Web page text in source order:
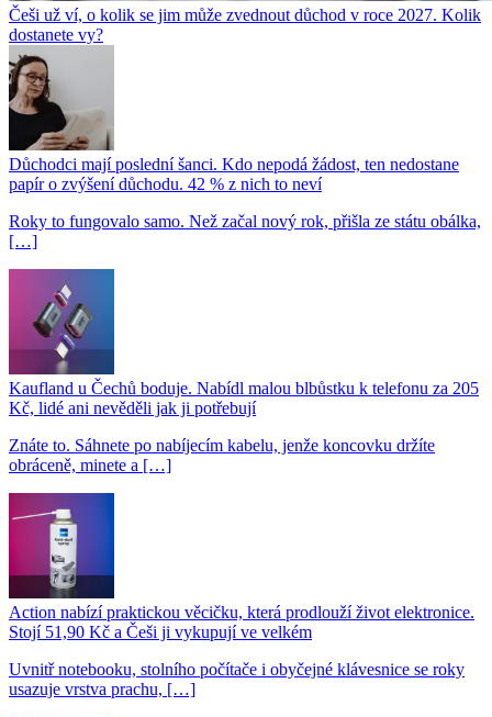
Češi už ví, o kolik se jim může zvednout důchod v roce 2027. Kolik
dostanete vy?
Důchodci mají poslední šanci. Kdo nepodá žádost, ten nedostane
papír o zvýšení důchodu. 42 % z nich to neví
Roky to fungovalo samo. Než začal nový rok, přišla ze státu obálka,
[…]
Kaufland u Čechů boduje. Nabídl malou blbůstku k telefonu za 205
Kč, lidé ani nevěděli jak ji potřebují
Znáte to. Sáhnete po nabíjecím kabelu, jenže koncovku držíte
obráceně, minete a […]
Action nabízí praktickou věcičku, která prodlouží život elektronice.
Stojí 51,90 Kč a Češi ji vykupují ve velkém
Uvnitř notebooku, stolního počítače i obyčejné klávesnice se roky
usazuje vrstva prachu, […]